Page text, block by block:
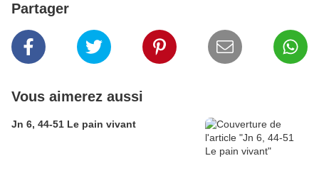
Partager
Vous aimerez aussi
Jn 6, 44-51 Le pain vivant